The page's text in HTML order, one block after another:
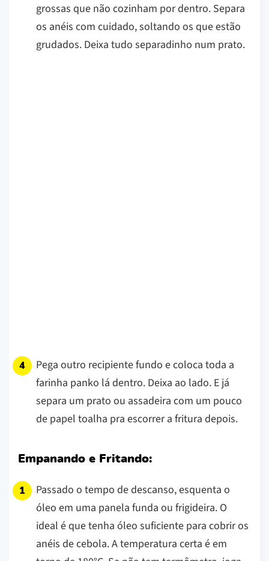
grossas que não cozinham por dentro. Separa
os anéis com cuidado, soltando os que estão
grudados. Deixa tudo separadinho num prato.
Pega outro recipiente fundo e coloca toda a
farinha panko lá dentro. Deixa ao lado. E já
separa um prato ou assadeira com um pouco
de papel toalha pra escorrer a fritura depois.
Empanando e Fritando:
Passado o tempo de descanso, esquenta o
óleo em uma panela funda ou frigideira. O
ideal é que tenha óleo suficiente para cobrir os
anéis de cebola. A temperatura certa é em